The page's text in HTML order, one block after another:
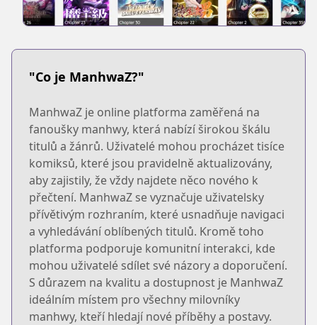
"Co je ManhwaZ?"
ManhwaZ je online platforma zaměřená na
fanoušky manhwy, která nabízí širokou škálu
titulů a žánrů. Uživatelé mohou procházet tisíce
komiksů, které jsou pravidelně aktualizovány,
aby zajistily, že vždy najdete něco nového k
přečtení. ManhwaZ se vyznačuje uživatelsky
přívětivým rozhraním, které usnadňuje navigaci
a vyhledávání oblíbených titulů. Kromě toho
platforma podporuje komunitní interakci, kde
mohou uživatelé sdílet své názory a doporučení.
S důrazem na kvalitu a dostupnost je ManhwaZ
ideálním místem pro všechny milovníky
manhwy, kteří hledají nové příběhy a postavy.